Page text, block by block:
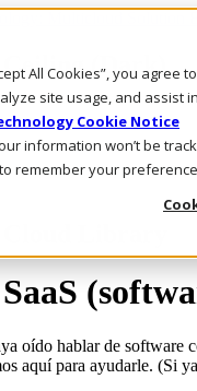
All Cookies”, you
site usage, and assist
Cookie Notice
information won’t be
remember your
Multicloud Solution
Ceiling (Dark)
SaaS
oído hablar de software
aquí para ayudarle. (Si